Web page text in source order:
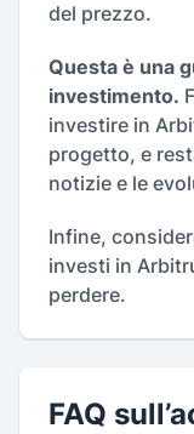
del prezzo.
Questa è una
investimento.
investire in
progetto, e
notizie e le
Infine,
investi in
perdere.
FAQ